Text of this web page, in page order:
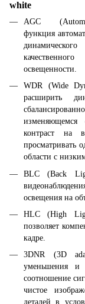
white
AGC
функция
освещенности.
WDR (Wide
расширить
изменяющемся
контраст на
просматривать
области с
BLC (Back
освещения на
HLC (High
позволяет
кадре.
3DNR (3D
уменьшения и
соотношение
чистое
деталей в